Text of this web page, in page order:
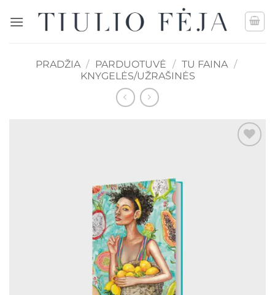
PRADŽIA / PARDUOTUVĖ / TU FAINA /
KNYGELĖS/UŽRAŠINĖS